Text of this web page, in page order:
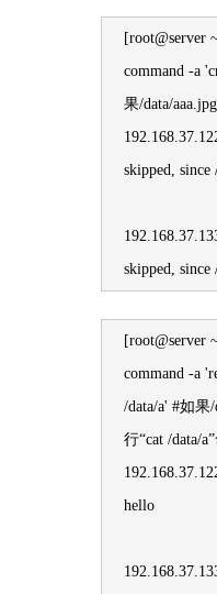
[root@server
command -a
果/data/
skipped, since
skipped, since
[root@server
command -a
/data/a' #如果
行“cat /data/
hello